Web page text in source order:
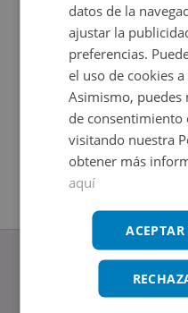
Local Comercial en venta en
Impuestos no incluidos
Ahorro 15.000€
115.000€
datos de la
ajustar la
preferencias.
el uso de cookies
Asimismo,
de
visitando nuestra
obtener más
aquí